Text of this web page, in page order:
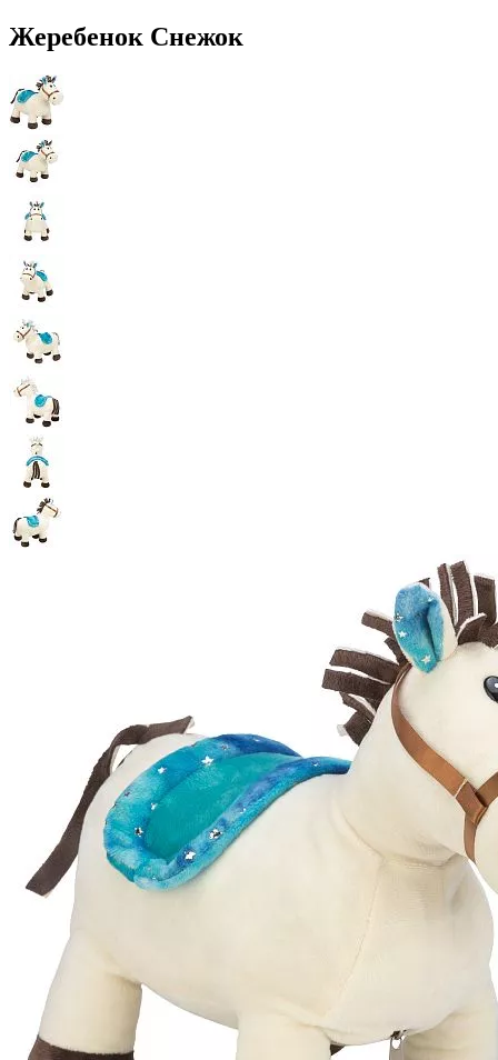
Жеребенок Снежок